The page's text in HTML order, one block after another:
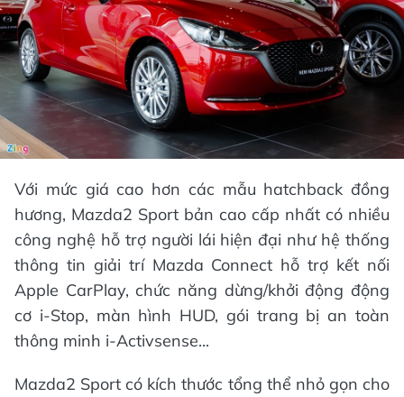
Với mức giá cao hơn các mẫu hatchback đồng
hương, Mazda2 Sport bản cao cấp nhất có nhiều
công nghệ hỗ trợ người lái hiện đại như hệ thống
thông tin giải trí Mazda Connect hỗ trợ kết nối
Apple CarPlay, chức năng dừng/khởi động động
cơ i-Stop, màn hình HUD, gói trang bị an toàn
thông minh i-Activsense...
Mazda2 Sport có kích thước tổng thể nhỏ gọn cho